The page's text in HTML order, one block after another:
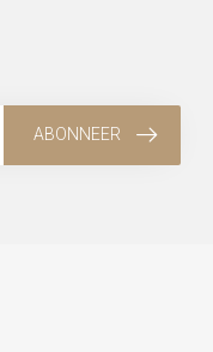
ABONNEER